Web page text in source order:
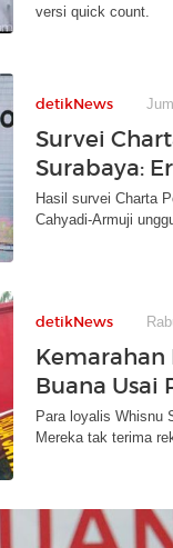
versi quick count.
detikNews
Survei
Surabaya:
Hasil survei Charta
Cahyadi-Armuji
detikNews
Kemarahan
Buana Usai
Para loyalis Whisnu
Mereka tak terima